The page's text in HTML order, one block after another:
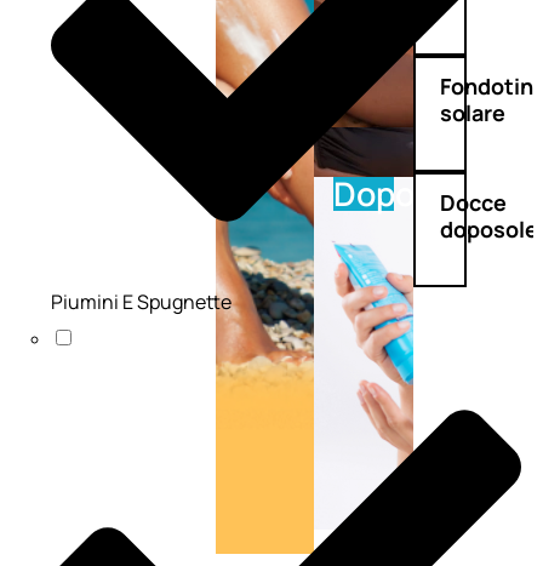
Doposole
solare
Docce
doposole
Piumini E Spugnette